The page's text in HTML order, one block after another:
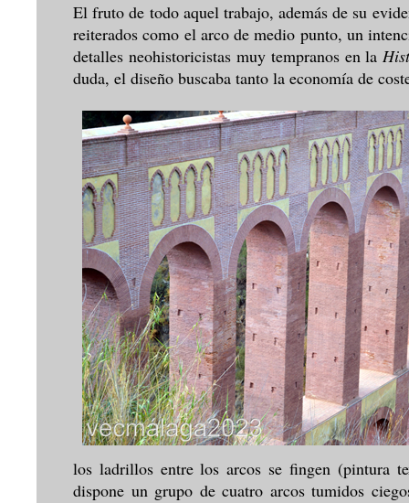
El fruto de todo aquel trabajo, además de su
reiterados como el arco de medio punto, un
detalles neohistoricistas muy tempranos en la
duda, el diseño buscaba tanto la economía de
los ladrillos entre los arcos se fingen (pintura
dispone un grupo de cuatro arcos tumidos